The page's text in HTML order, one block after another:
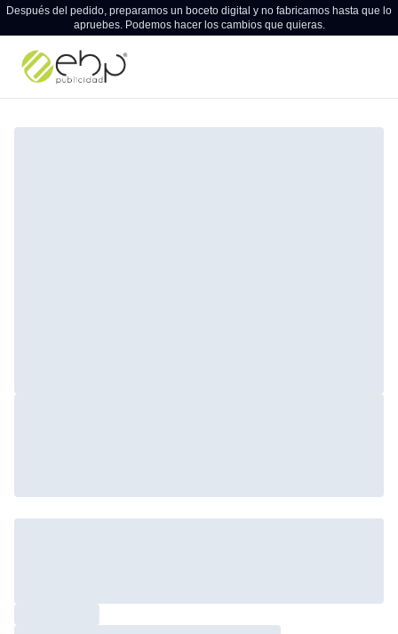
Después del pedido, preparamos un boceto digital y no fabricamos hasta que lo
apruebes. Podemos hacer los cambios que quieras.